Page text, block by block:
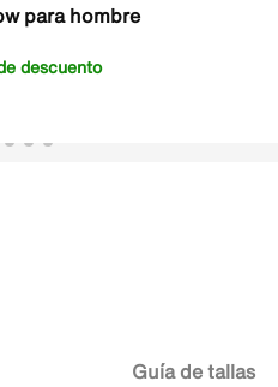
para hombre
descuento
Guía de tallas